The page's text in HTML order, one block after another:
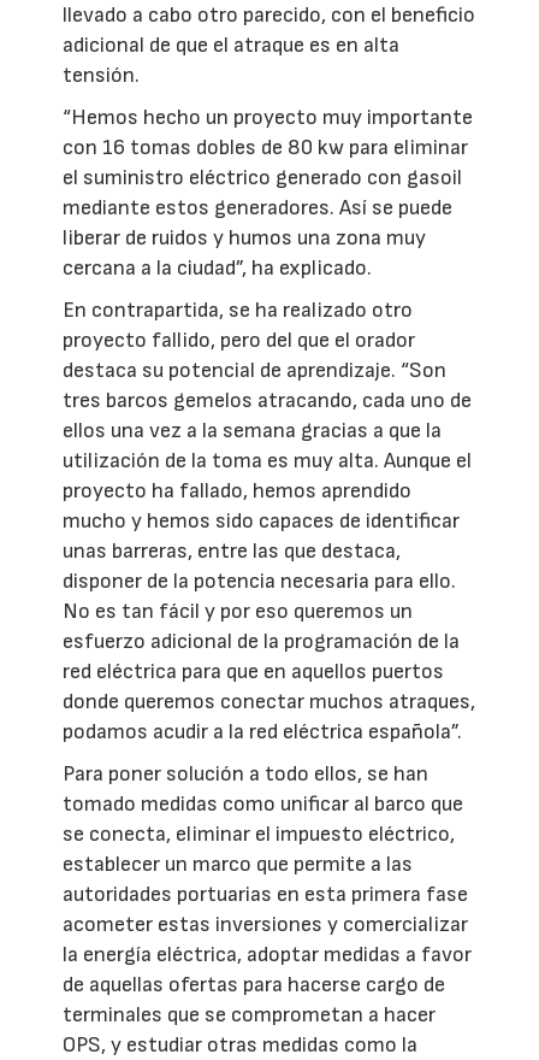
llevado a cabo otro parecido, con el beneficio
adicional de que el atraque es en alta
tensión.
“Hemos hecho un proyecto muy importante
con 16 tomas dobles de 80 kw para eliminar
el suministro eléctrico generado con gasoil
mediante estos generadores. Así se puede
liberar de ruidos y humos una zona muy
cercana a la ciudad”, ha explicado.
En contrapartida, se ha realizado otro
proyecto fallido, pero del que el orador
destaca su potencial de aprendizaje. “Son
tres barcos gemelos atracando, cada uno de
ellos una vez a la semana gracias a que la
utilización de la toma es muy alta. Aunque el
proyecto ha fallado, hemos aprendido
mucho y hemos sido capaces de identificar
unas barreras, entre las que destaca,
disponer de la potencia necesaria para ello.
No es tan fácil y por eso queremos un
esfuerzo adicional de la programación de la
red eléctrica para que en aquellos puertos
donde queremos conectar muchos atraques,
podamos acudir a la red eléctrica española”.
Para poner solución a todo ellos, se han
tomado medidas como unificar al barco que
se conecta, eliminar el impuesto eléctrico,
establecer un marco que permite a las
autoridades portuarias en esta primera fase
acometer estas inversiones y comercializar
la energía eléctrica, adoptar medidas a favor
de aquellas ofertas para hacerse cargo de
terminales que se comprometan a hacer
OPS, y estudiar otras medidas como la